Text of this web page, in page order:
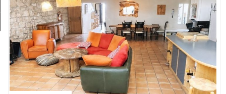
Estimez
Créer une alerte